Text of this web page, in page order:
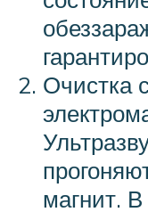
Очистка
магнит.